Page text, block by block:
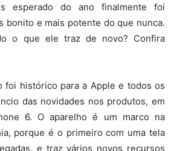
esperado do ano finalmente foi
bonito e mais potente do que nunca.
o que ele traz de novo? Confira
foi histórico para a Apple e todos os
das novidades nos produtos, em
6. O aparelho é um marco na
porque é o primeiro com uma tela
e traz vários novos recursos